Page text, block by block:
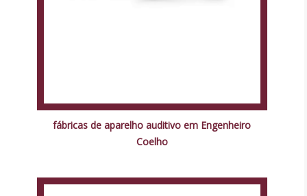
fábricas de aparelho auditivo em Engenheiro
Coelho